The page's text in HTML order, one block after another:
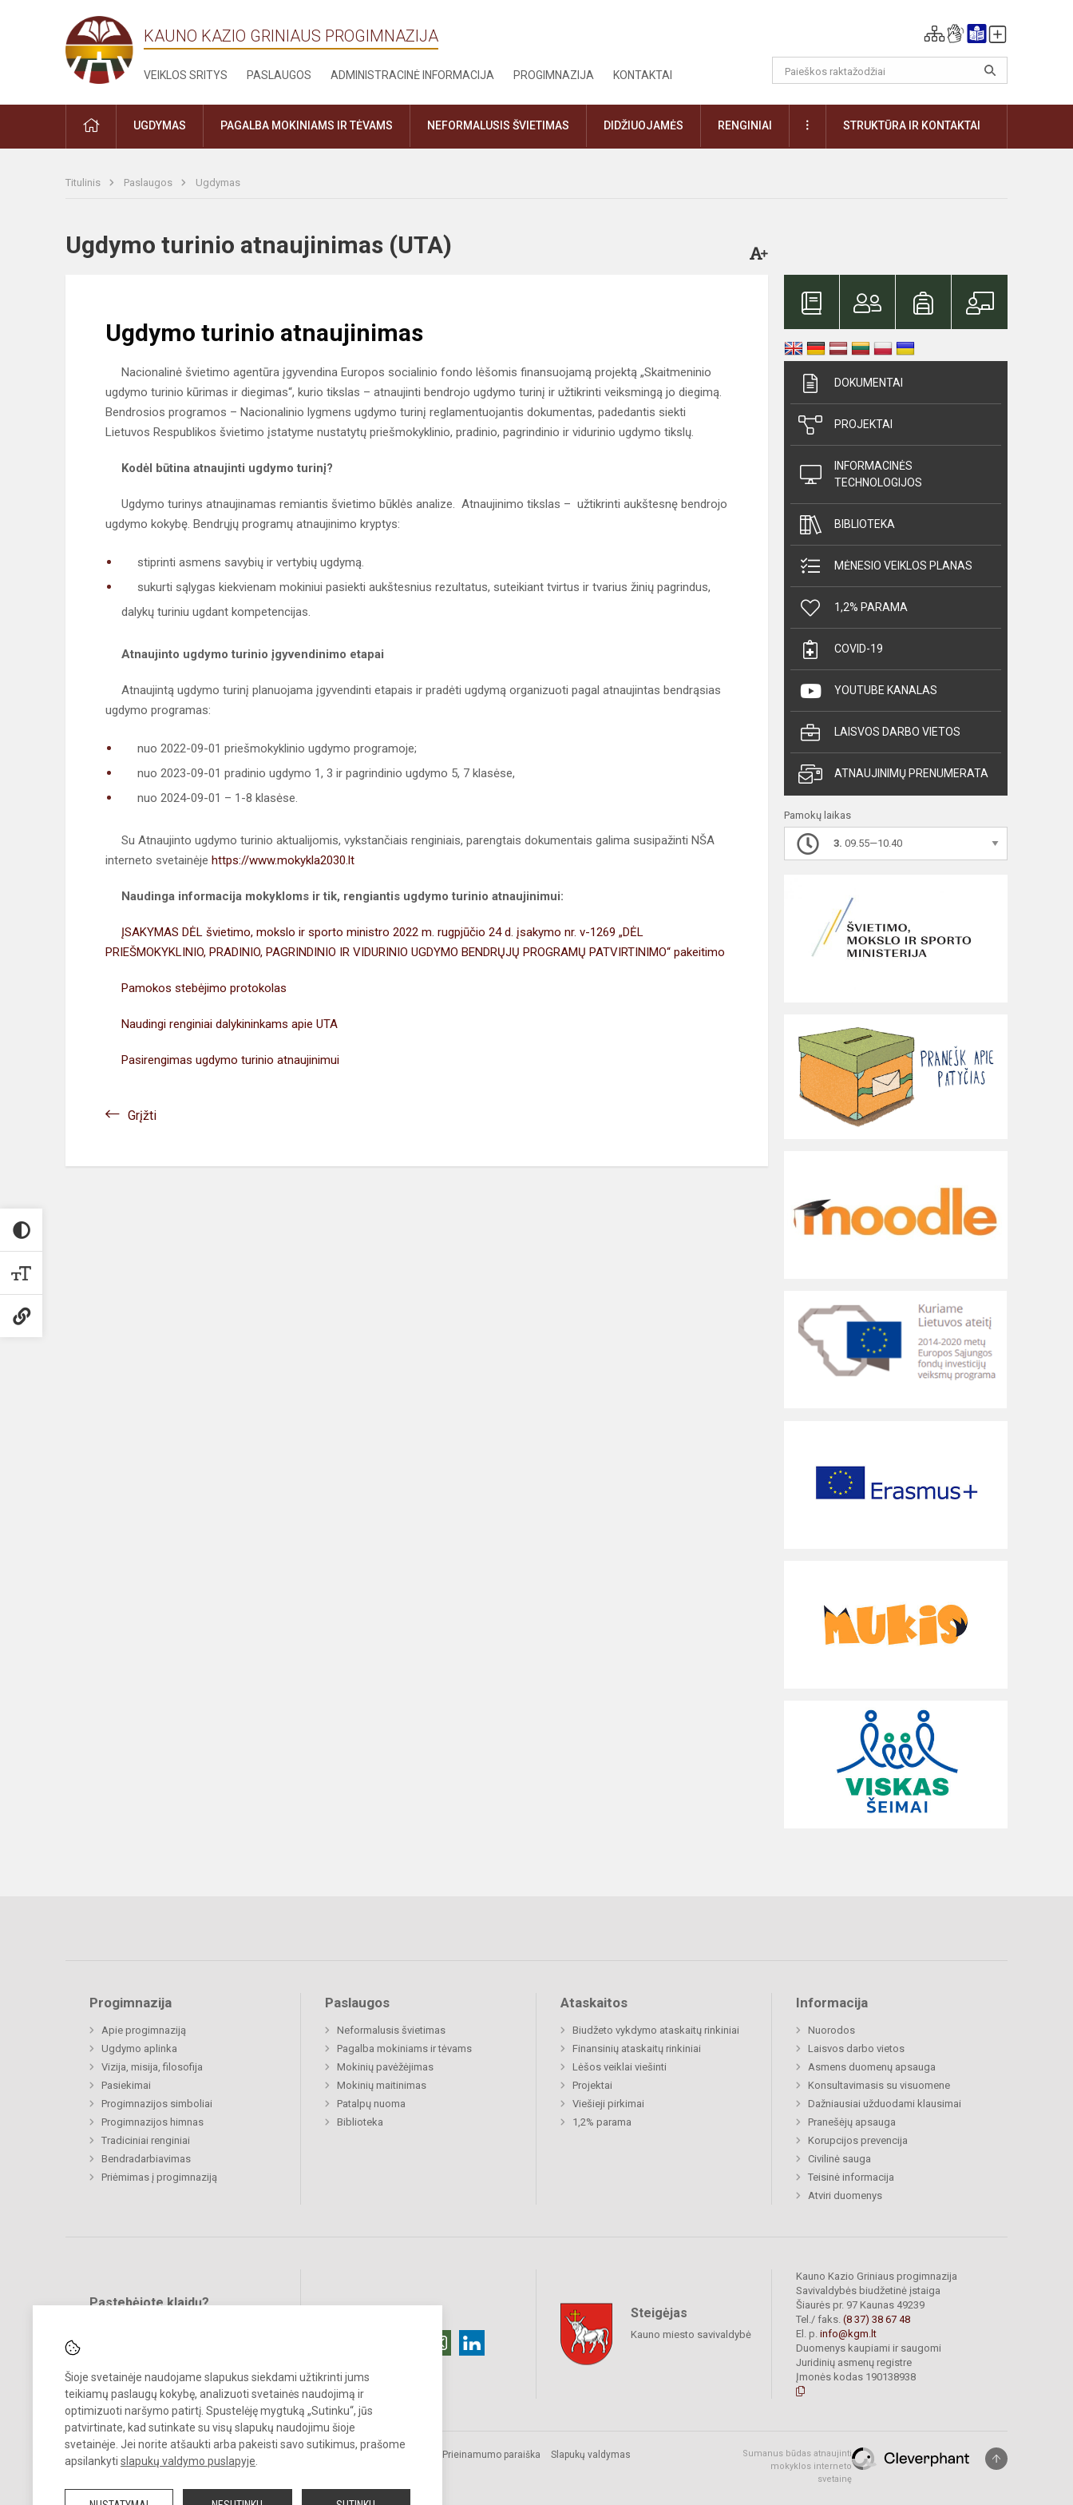
Šioje svetainėje naudojame slapukus siekdami užtikrinti jums
teikiamų paslaugų kokybę, analizuoti svetainės naudojimą ir
optimizuoti naršymo patirtį. Spustelėję mygtuką „Sutinku“, jūs
patvirtinate, kad sutinkate su visų slapukų naudojimu šioje
svetainėje. Jei norite atšaukti arba pakeisti savo sutikimus, prašome
apsilankyti slapukų valdymo puslapyje
KAUNO KAZIO GRINIAUS PROGIMNAZIJA
VEIKLOS SRITYS PASLAUGOS ADMINISTRACINĖ INFORMACIJA PROGIMNAZIJA KONTAKTAI
PRADŽIAUGDYMAS PAGALBA MOKINIAMS IR TĖVAMS NEFORMALUSIS ŠVIETIMAS DIDŽIUOJAMĖS RENGINIAI DAUGIAUSTRUKTŪRA IR KONTAKTAI
Titulinis Paslaugos Ugdymas
Ugdymo turinio atnaujinimas (UTA)
Ugdymo turinio atnaujinimas
Nacionalinė švietimo agentūra įgyvendina Europos socialinio fondo lėšomis finansuojamą projektą „Skaitmeninio
ugdymo turinio kūrimas ir diegimas“, kurio tikslas – atnaujinti bendrojo ugdymo turinį ir užtikrinti veiksmingą jo diegimą.
Bendrosios programos – Nacionalinio lygmens ugdymo turinį reglamentuojantis dokumentas, padedantis siekti
Lietuvos Respublikos švietimo įstatyme nustatytų priešmokyklinio, pradinio, pagrindinio ir vidurinio ugdymo tikslų.
Kodėl būtina atnaujinti ugdymo turinį?
Ugdymo turinys atnaujinamas remiantis švietimo būklės analize. Atnaujinimo tikslas – užtikrinti aukštesnę bendrojo
ugdymo kokybę. Bendrųjų programų atnaujinimo kryptys:
stiprinti asmens savybių ir vertybių ugdymą.
sukurti sąlygas kiekvienam mokiniui pasiekti aukštesnius rezultatus, suteikiant tvirtus ir tvarius žinių pagrindus,
dalykų turiniu ugdant kompetencijas.
Atnaujinto ugdymo turinio įgyvendinimo etapai
Atnaujintą ugdymo turinį planuojama įgyvendinti etapais ir pradėti ugdymą organizuoti pagal atnaujintas bendrąsias
ugdymo programas:
nuo 2022-09-01 priešmokyklinio ugdymo programoje;
nuo 2023-09-01 pradinio ugdymo 1, 3 ir pagrindinio ugdymo 5, 7 klasėse,
nuo 2024-09-01 – 1-8 klasėse.
Su Atnaujinto ugdymo turinio aktualijomis, vykstančiais renginiais, parengtais dokumentais galima susipažinti NŠA
interneto svetainėje https://www.mokykla2030.lt
Naudinga informacija mokykloms ir tik, rengiantis ugdymo turinio atnaujinimui:
ĮSAKYMAS DĖL švietimo, mokslo ir sporto ministro 2022 m. rugpjūčio 24 d. įsakymo nr. v-1269 „DĖL
PRIEŠMOKYKLINIO, PRADINIO, PAGRINDINIO IR VIDURINIO UGDYMO BENDRŲJŲ PROGRAMŲ PATVIRTINIMO“ pakeitimo
Pamokos stebėjimo protokolas
Naudingi renginiai dalykininkams apie UTA
Pasirengimas ugdymo turinio atnaujinimui
Grįžti
DOKUMENTAI
PROJEKTAI
INFORMACINĖS
TECHNOLOGIJOS
BIBLIOTEKA
MĖNESIO VEIKLOS PLANAS
1,2% PARAMA
COVID-19
YOUTUBE KANALAS
LAISVOS DARBO VIETOS
ATNAUJINIMŲ PRENUMERATA
Pamokų laikas
3. 09.55—10.40
Progimnazija
Apie progimnaziją
Ugdymo aplinka
Vizija, misija, filosofija
Pasiekimai
Progimnazijos simboliai
Progimnazijos himnas
Tradiciniai renginiai
Bendradarbiavimas
Priėmimas į progimnaziją
Paslaugos
Neformalusis švietimas
Pagalba mokiniams ir tėvams
Mokinių pavėžėjimas
Mokinių maitinimas
Patalpų nuoma
Biblioteka
Ataskaitos
Biudžeto vykdymo ataskaitų rinkiniai
Finansinių ataskaitų rinkiniai
Lėšos veiklai viešinti
Projektai
Viešieji pirkimai
1,2% parama
Informacija
Nuorodos
Laisvos darbo vietos
Asmens duomenų apsauga
Konsultavimasis su visuomene
Dažniausiai užduodami klausimai
Pranešėjų apsauga
Korupcijos prevencija
Civilinė sauga
Teisinė informacija
Atviri duomenys
Pastebėjote klaidų?
Steigėjas
Kauno miesto savivaldybė
Kauno Kazio Griniaus progimnazija
Savivaldybės biudžetinė įstaiga
Šiaurės pr. 97 Kaunas 49239
Tel./ faks. (8 37) 38 67 48
El. p. info@kgm.lt
Duomenys kaupiami ir saugomi
Juridinių asmenų registre
Įmonės kodas 190138938
© 2024. Kauno Kazio Griniaus progimnazija. Visos teisės saugomos.
Kopijuoti turinį be raštiško progimnazijos sutikimo griežtai draudžiama.
Prieinamumo paraiška Slapukų valdymas
Sumanus būdas atnaujinti
mokyklos interneto
svetainę